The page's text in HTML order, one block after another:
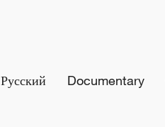
Русский Documentary